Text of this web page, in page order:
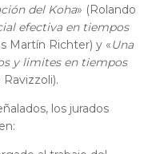
del Koha» (Rolando
efectiva en tiempos
Martín Richter) y «Una
y limites en tiempos
los jurados